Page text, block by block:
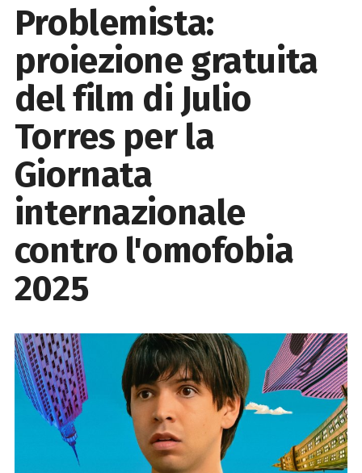
Problemista:
proiezione gratuita
del film di Julio
Torres per la
Giornata
internazionale
contro l'omofobia
2025